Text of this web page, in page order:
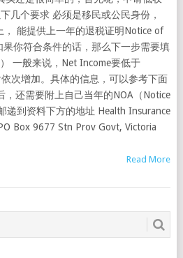
几个要求 必须是移民或公民身份，
， 能提供上一年的退税证明Notice of
果你符合条件的话，那么下一步需要填
一般来说，Net Income要低于
次增加。具体的信息，可以参考下面
，还需要附上自己当年的NOA（Notice
递到资料下方的地址 Health Insurance
Box 9677 Stn Prov Govt, Victoria
Read More